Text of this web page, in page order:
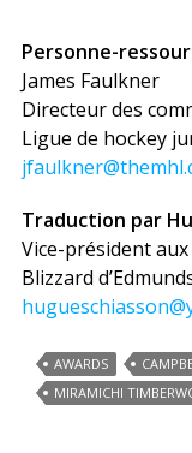
Personne-
James Faulkner
Directeur des
Ligue de hockey
Traduction par
Vice-président
Blizzard
AWARDS
MIRAMICHI